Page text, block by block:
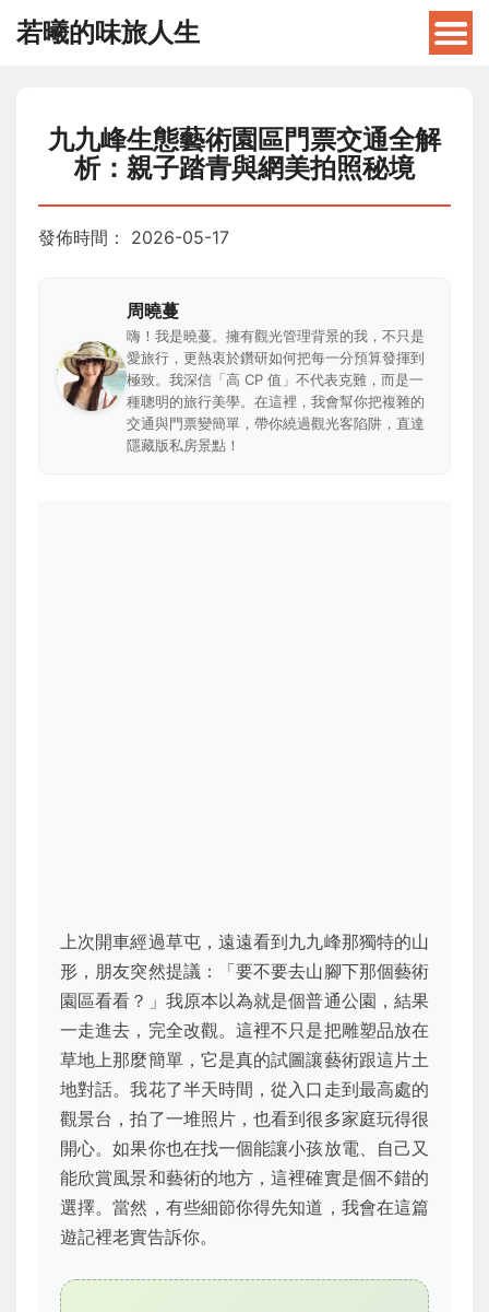
若曦的味旅人生
九九峰生態藝術園區門票交通全解
析：親子踏青與網美拍照秘境
發佈時間： 2026-05-17
周曉蔓
嗨！我是曉蔓。擁有觀光管理背景的我，不只是
愛旅行，更熱衷於鑽研如何把每一分預算發揮到
極致。我深信「高 CP 值」不代表克難，而是一
種聰明的旅行美學。在這裡，我會幫你把複雜的
交通與門票變簡單，帶你繞過觀光客陷阱，直達
隱藏版私房景點！
上次開車經過草屯，遠遠看到九九峰那獨特的山
形，朋友突然提議：「要不要去山腳下那個藝術
園區看看？」我原本以為就是個普通公園，結果
一走進去，完全改觀。這裡不只是把雕塑品放在
草地上那麼簡單，它是真的試圖讓藝術跟這片土
地對話。我花了半天時間，從入口走到最高處的
觀景台，拍了一堆照片，也看到很多家庭玩得很
開心。如果你也在找一個能讓小孩放電、自己又
能欣賞風景和藝術的地方，這裡確實是個不錯的
選擇。當然，有些細節你得先知道，我會在這篇
遊記裡老實告訴你。